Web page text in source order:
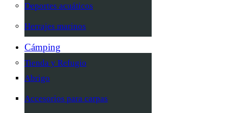
Deportes acuáticos
Herrajes marinos
Cámping
Tienda y Refugio
Abrigo
Accesorios para carpas